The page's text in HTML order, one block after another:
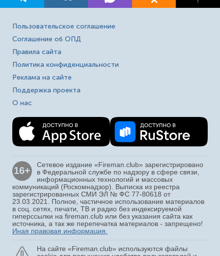
Пользовательское соглашение
Соглашение об ОПД
Правила сайта
Политика конфиденциальности
Реклама на сайте
Поддержка проекта
О нас
16+
Сетевое издание «Fireman.club» зарегистрировано
в Федеральной службе по надзору в сфере связи,
информационных технологий и массовых
коммуникаций (Роскомнадзор). Выписка из реестра
зарегистрированных СМИ ЭЛ № ФС 77-80618 от
23.03.2021. Полное, частичное использование материалов
в соц. сетях, печати, ТВ и радио без индексируемой
гиперссылки на fireman.club или без указания сайта как
источника, а так же перепечатка материалов - запрещено!
Иная правовая информация.
На сайте «Fireman.club» используются файлы